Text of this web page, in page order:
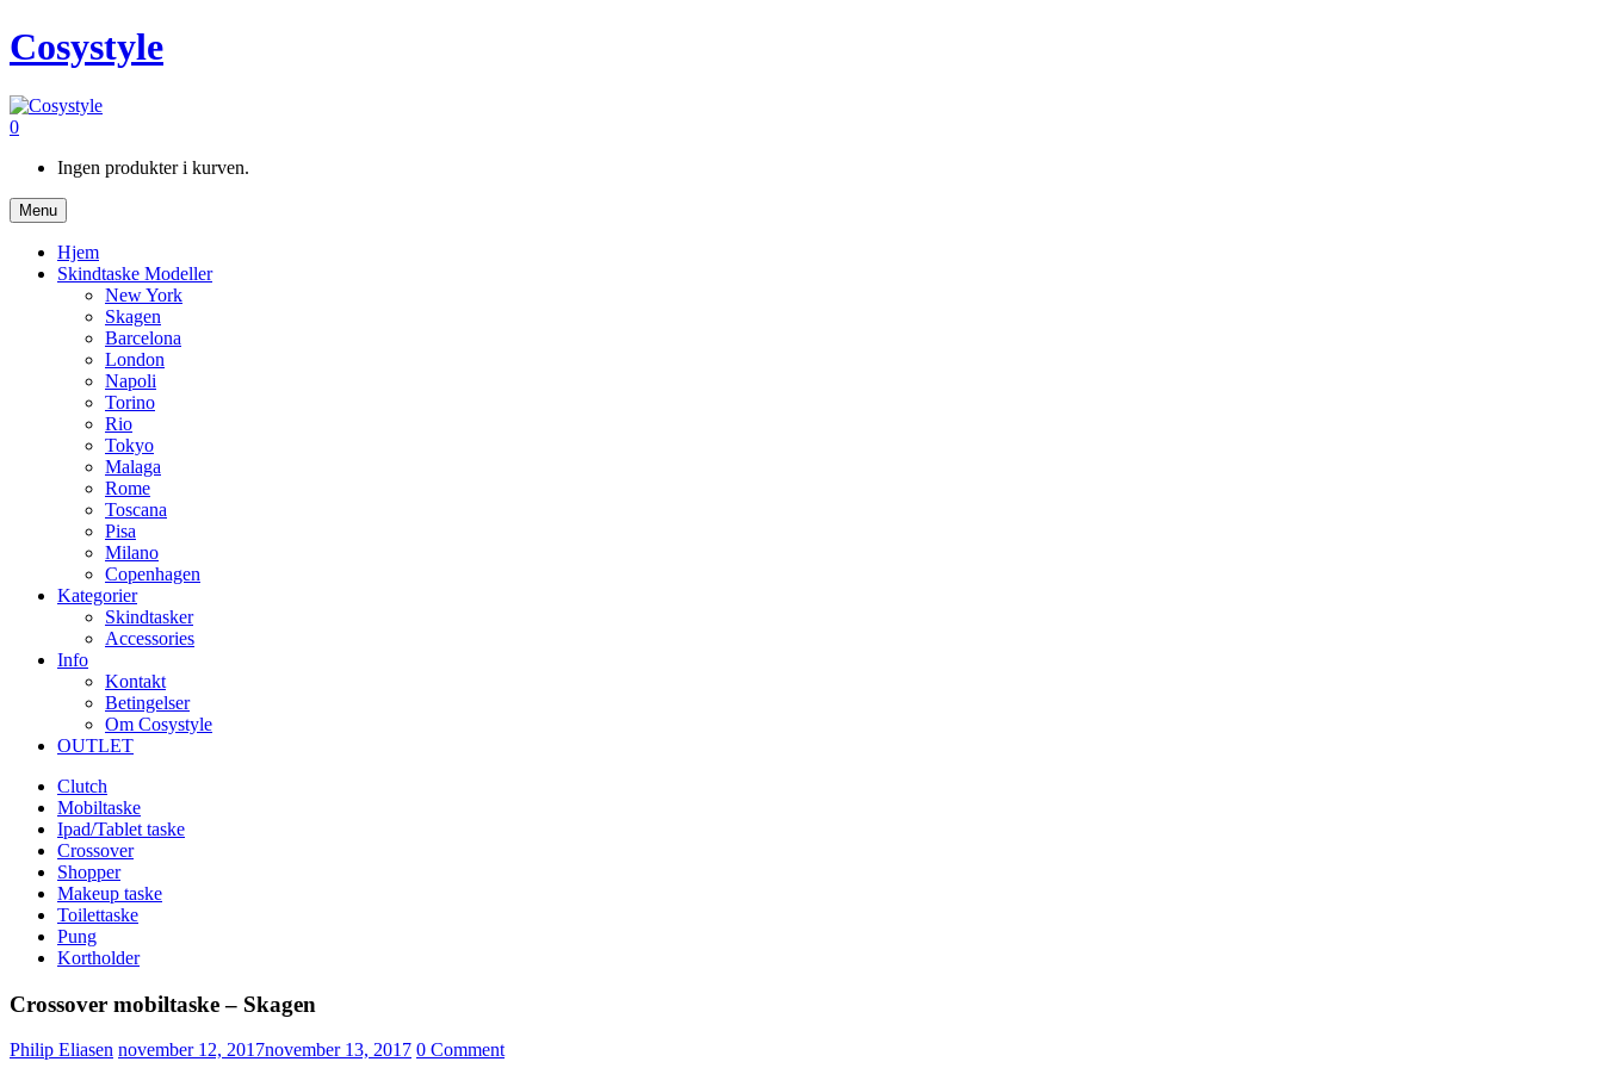
Cosystyle
0
Ingen produkter i kurven.
Menu
Hjem
Skindtaske Modeller
New York
Skagen
Barcelona
London
Napoli
Torino
Rio
Tokyo
Malaga
Rome
Toscana
Pisa
Milano
Copenhagen
Kategorier
Skindtasker
Accessories
Info
Kontakt
Betingelser
Om Cosystyle
OUTLET
Clutch
Mobiltaske
Ipad/Tablet taske
Crossover
Shopper
Makeup taske
Toilettaske
Pung
Kortholder
Crossover mobiltaske – Skagen
Philip Eliasen Udgivet
november 12, 2017november 13, 2017 0 Comment